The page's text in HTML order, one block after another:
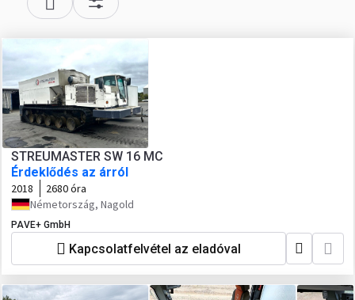
STREUMASTER SW 16 MC
Érdeklődés az árról
2018
2680 óra
Németország, Nagold
PAVE+ GmbH
Kapcsolatfelvétel az eladóval